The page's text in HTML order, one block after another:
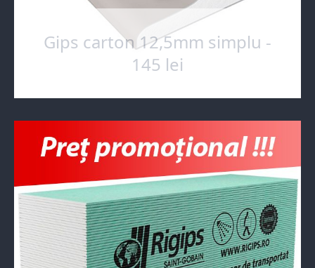
Gips carton 12,5mm simplu -
145 lei